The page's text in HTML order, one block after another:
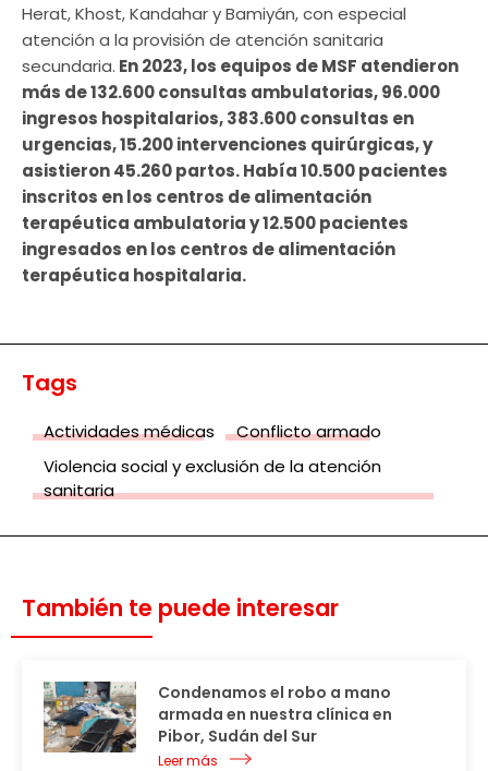
Herat, Khost, Kandahar y Bamiyán, con especial
atención a la provisión de atención sanitaria
secundaria. En 2023, los equipos de MSF atendieron
más de 132.600 consultas ambulatorias, 96.000
ingresos hospitalarios, 383.600 consultas en
urgencias, 15.200 intervenciones quirúrgicas, y
asistieron 45.260 partos. Había 10.500 pacientes
inscritos en los centros de alimentación
terapéutica ambulatoria y 12.500 pacientes
ingresados en los centros de alimentación
terapéutica hospitalaria.
Tags
Actividades médicas
Conflicto armado
Violencia social y exclusión de la atención
sanitaria
También te puede interesar
Condenamos el robo a mano
armada en nuestra clínica en
Pibor, Sudán del Sur
Leer más